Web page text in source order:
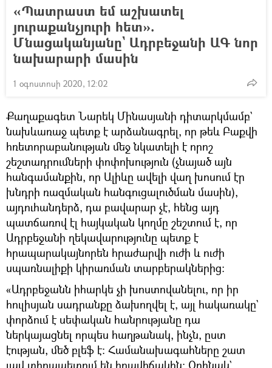
«Պատրաստ եմ աշխատել
յուրաքանչյուրի հետ».
Մնացականյանը` Ադրբեջանի ԱԳ նոր
նախարարի մասին
1 օգոստոսի 2020, 12:02
Քաղաքագետ Նարեկ Մինասյանի դիտարկմամբ`
նախևառաջ պետք է արձանագրել, որ թեև Բաքվի
հռետորաբանության մեջ նկատելի է որոշ
շեշտադրումների փոփոխություն (չնայած այն
հանգամանքին, որ Ալիևը ավելի վաղ խոսում էր
խնդրի ռազմական հանգուցալուծման մասին),
այդուհանդերձ, դա բավարար չէ, հենց այդ
պատճառով էլ հայկական կողմը շեշտում է, որ
Ադրբեջանի ղեկավարությունը պետք է
հրապարակայնորեն հրաժարվի ուժի և ուժի
սպառնալիքի կիրառման տարբերակներից։
«Ադրբեջանն իհարկե չի խոստովանելու, որ իր
հուլիսյան սադրանքը ձախողվել է, այլ հակառակը`
փորձում է սեփական հանրությանը դա
ներկայացնել որպես հաղթանակ, ինչն, ըստ
էության, մեծ բլեֆ է։ Համանախագահները շատ
լավ տիրապետում են իրավիճակին։ Օրինակ`